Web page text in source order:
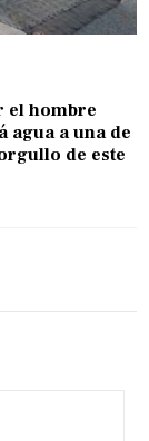
el hombre
agua a una de
de este